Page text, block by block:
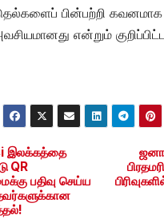
பின்பற்றி கவனமாக
என்றும்
இலக்கத்தை
QR
பதிவு செய்ய